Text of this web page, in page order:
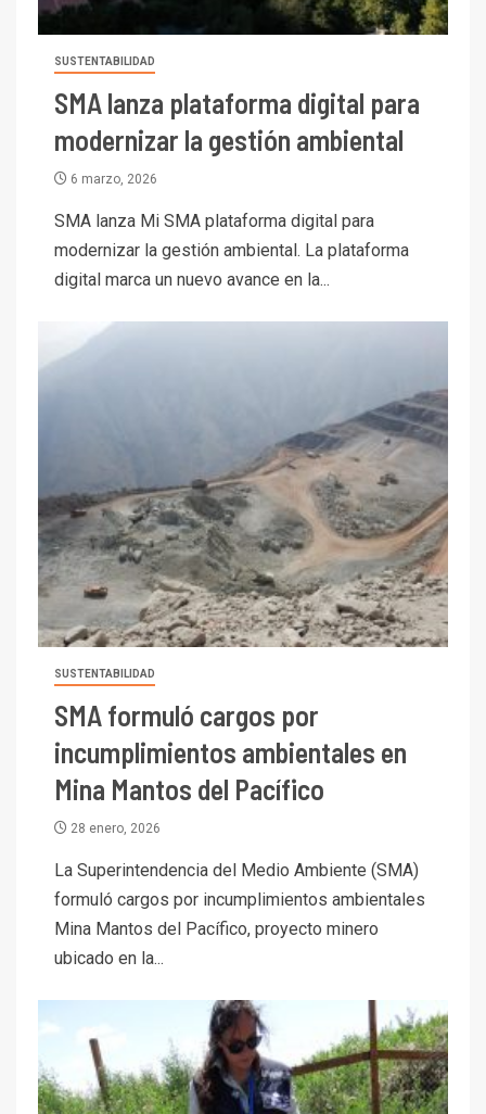
SUSTENTABILIDAD
SMA lanza plataforma digital para
modernizar la gestión ambiental
6 marzo, 2026
SMA lanza Mi SMA plataforma digital para
modernizar la gestión ambiental. La plataforma
digital marca un nuevo avance en la...
SUSTENTABILIDAD
SMA formuló cargos por
incumplimientos ambientales en
Mina Mantos del Pacífico
28 enero, 2026
La Superintendencia del Medio Ambiente (SMA)
formuló cargos por incumplimientos ambientales
Mina Mantos del Pacífico, proyecto minero
ubicado en la...